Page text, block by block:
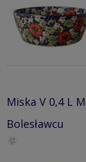
Miska V 0,4 L
Bolesławcu